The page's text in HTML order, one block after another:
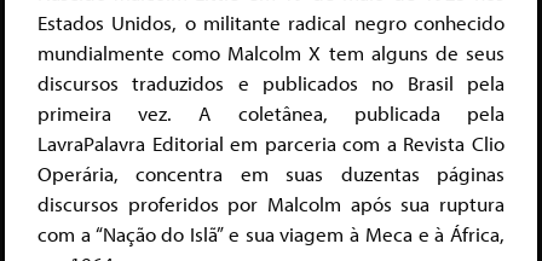
Estados Unidos, o militante radical negro conhecido
mundialmente como Malcolm X tem alguns de seus
discursos traduzidos e publicados no Brasil pela
primeira vez. A coletânea, publicada pela
LavraPalavra Editorial em parceria com a Revista Clio
Operária, concentra em suas duzentas páginas
discursos proferidos por Malcolm após sua ruptura
com a “Nação do Islã” e sua viagem à Meca e à África,